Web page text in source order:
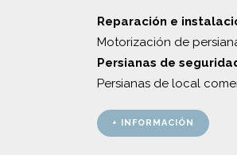
Reparación e
Motorización de
Persianas de
Persianas de local
+ INFORMACIÓN